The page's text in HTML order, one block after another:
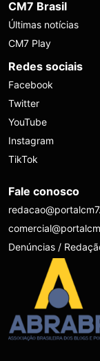
CM7 Brasil
Últimas notícias
CM7 Play
Redes sociais
Facebook
Twitter
YouTube
Instagram
TikTok
Fale conosco
Denúncias /